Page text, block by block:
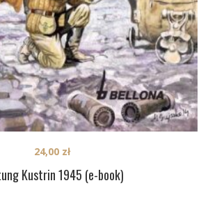
Kustrin 1945 (e-book)
24,00 zł